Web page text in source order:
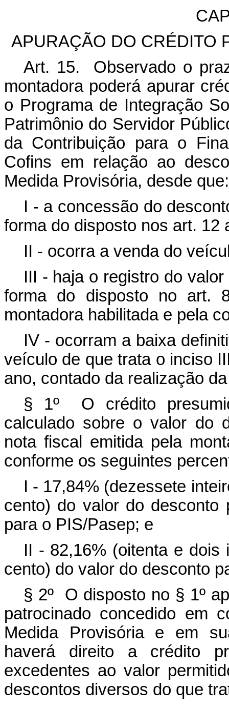
APURAÇÃO DO CRÉDITO
Art. 15. Observado o
montadora poderá apurar
o Programa de Integração
Patrimônio do Servidor
da Contribuição para o
Cofins em relação ao
Medida Provisória, desde que:
I - a concessão do
forma do disposto nos art. 12
II - ocorra a venda do
III - haja o registro do
forma do disposto no art.
montadora habilitada e pela
IV - ocorram a baixa
veículo de que trata o inciso
ano, contado da realização
§ 1º O crédito
calculado sobre o valor do
nota fiscal emitida pela
conforme os seguintes
I - 17,84% (dezessete
cento) do valor do desconto
para o PIS/Pasep; e
II - 82,16% (oitenta e dois
cento) do valor do desconto
§ 2º O disposto no § 1º
patrocinado concedido em
Medida Provisória e em
haverá direito a crédito
excedentes ao valor
descontos diversos do que